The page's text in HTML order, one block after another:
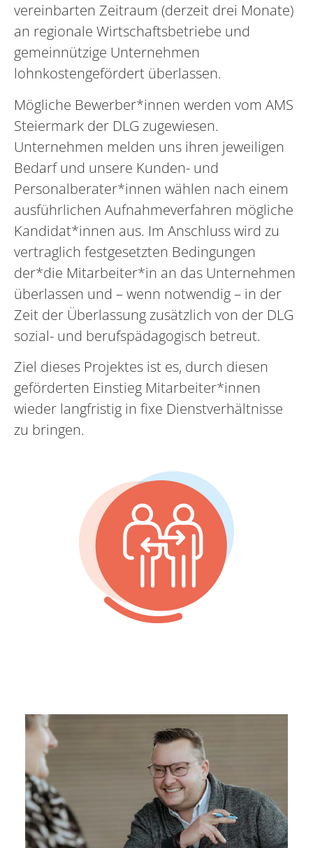
vereinbarten Zeitraum (derzeit drei Monate)
an regionale Wirtschaftsbetriebe und
gemeinnützige Unternehmen
lohnkostengefördert überlassen.
Mögliche Bewerber*innen werden vom AMS
Steiermark der DLG zugewiesen.
Unternehmen melden uns ihren jeweiligen
Bedarf und unsere Kunden- und
Personalberater*innen wählen nach einem
ausführlichen Aufnahmeverfahren mögliche
Kandidat*innen aus. Im Anschluss wird zu
vertraglich festgesetzten Bedingungen
der*die Mitarbeiter*in an das Unternehmen
überlassen und – wenn notwendig – in der
Zeit der Überlassung zusätzlich von der DLG
sozial- und berufspädagogisch betreut.
Ziel dieses Projektes ist es, durch diesen
geförderten Einstieg Mitarbeiter*innen
wieder langfristig in fixe Dienstverhältnisse
zu bringen.